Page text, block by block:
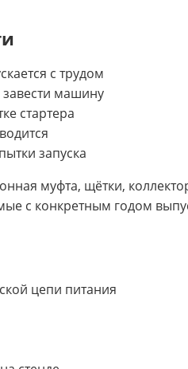
с трудом
машину
стартера
запуска
муфта, щётки,
с конкретным годом
цепи питания